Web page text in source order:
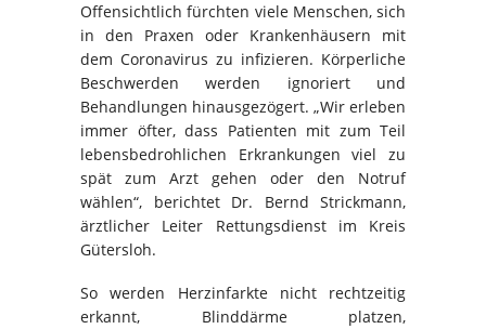
Offensichtlich fürchten viele Menschen, sich
in den Praxen oder Krankenhäusern mit
dem Coronavirus zu infizieren. Körperliche
Beschwerden werden ignoriert und
Behandlungen hinausgezögert. „Wir erleben
immer öfter, dass Patienten mit zum Teil
lebensbedrohlichen Erkrankungen viel zu
spät zum Arzt gehen oder den Notruf
wählen“, berichtet Dr. Bernd Strickmann,
ärztlicher Leiter Rettungsdienst im Kreis
Gütersloh.
So werden Herzinfarkte nicht rechtzeitig
erkannt, Blinddärme platzen,